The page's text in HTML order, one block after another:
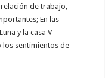
de trabajo,
En las
y la casa V
los sentimientos de